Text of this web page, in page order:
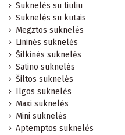
Suknelės su tiuliu
Suknelės su kutais
Megztos suknelės
Lininės suknelės
Šilkinės suknelės
Satino suknelės
Šiltos suknelės
Ilgos suknelės
Maxi suknelės
Mini suknelės
Aptemptos suknelės